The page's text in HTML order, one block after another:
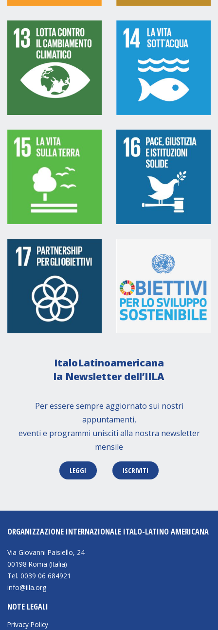
ItaloLatinoamericana
la Newsletter dell’IILA
Per essere sempre aggiornato sui nostri
appuntamenti,
eventi e programmi unisciti alla nostra newsletter
mensile
LEGGI ISCRIVITI
ORGANIZZAZIONE INTERNAZIONALE ITALO-LATINO AMERICANA
Via Giovanni Paisiello, 24
00198 Roma (Italia)
Tel. 0039 06 684921
info@iila.org
NOTE LEGALI
Privacy Policy